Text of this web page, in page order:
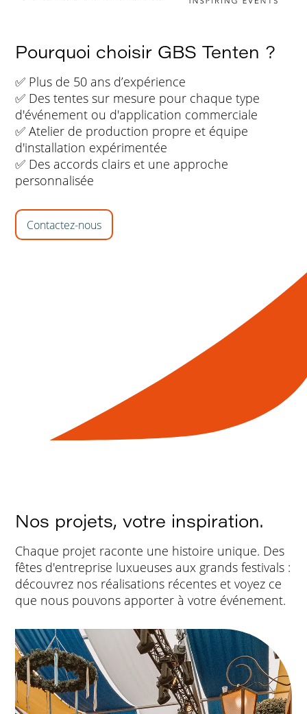
Pourquoi choisir GBS Tenten ?
✅ Plus de 50 ans d’expérience
✅ Des tentes sur mesure pour chaque type
d'événement ou d'application commerciale
✅ Atelier de production propre et équipe
d'installation expérimentée
✅ Des accords clairs et une approche
personnalisée
Contactez-nous
Nos projets, votre inspiration.
Chaque projet raconte une histoire unique. Des
fêtes d'entreprise luxueuses aux grands festivals :
découvrez nos réalisations récentes et voyez ce
que nous pouvons apporter à votre événement.